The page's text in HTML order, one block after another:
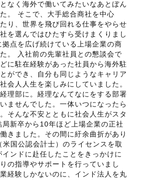
なく海外で働いてみたいなあとぼん
。 そこで、大手総合商社を中心
り、世界を飛び回れる仕事をやらせ
を選んではひたすら受けまくりまし
点を広げ続けている上場企業の商
。 入社前の先輩社員との懇談会で
に駐在経験があった社員から海外駐
ができ、自分も同じようなキャリア
会人人生を楽しみにしていました。
理部に。経理なんてなにをする部署
ませんでした。一体いつになったら
そんな不安とともに社会人生がスタ
新卒から10年ほど上場企業の正社
きました。その間に紆余曲折があり
米国公認会計士）のライセンスを取
ンドに赴任したことをきっかけに
の指導やサポートを行っていまし
経験しかないのに、インド法人を丸